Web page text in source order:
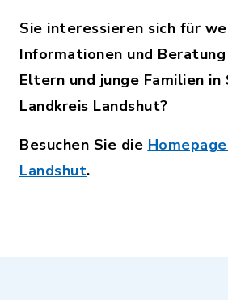
Sie interessieren sich für
Informationen und
Eltern und junge Familien
Landkreis Landshut?
Besuchen Sie die
Landshut.